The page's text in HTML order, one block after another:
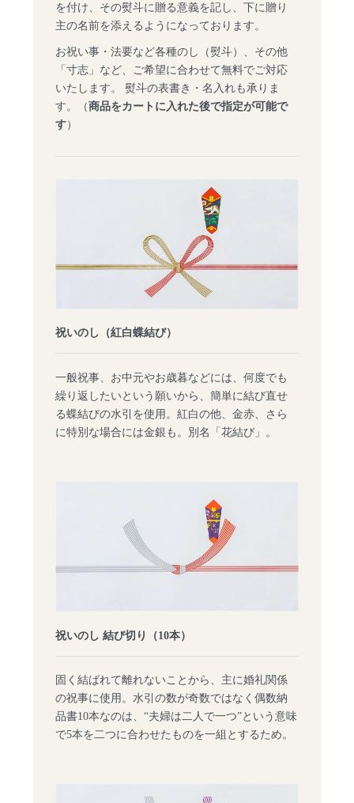
を付け、その熨斗に贈る意義を記し、下に贈り
主の名前を添えるようになっております。
お祝い事・法要など各種のし（熨斗）、その他
「寸志」など、ご希望に合わせて無料でご対応
いたします。 熨斗の表書き・名入れも承りま
す。（商品をカートに入れた後で指定が可能で
す）
祝いのし（紅白蝶結び）
一般祝事、お中元やお歳暮などには、何度でも
繰り返したいという願いから、簡単に結び直せ
る蝶結びの水引を使用。紅白の他、金赤、さら
に特別な場合には金銀も。別名「花結び」。
祝いのし 結び切り（10本）
固く結ばれて離れないことから、主に婚礼関係
の祝事に使用。水引の数が奇数ではなく偶数納
品書10本なのは、“夫婦は二人で一つ”という意味
で5本を二つに合わせたものを一組とするため。